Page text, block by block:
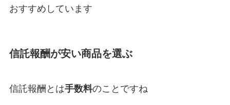
おすすめしています
信託報酬が安い商品を選ぶ
信託報酬とは手数料のことですね